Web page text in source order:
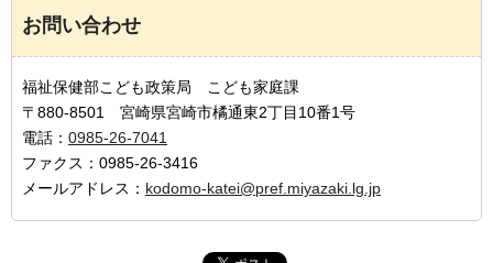
お問い合わせ
福祉保健部こども政策局 こども家庭課
〒880-8501 宮崎県宮崎市橘通東2丁目10番1号
電話： 0985-26-7041
ファクス：0985-26-3416
メールアドレス： kodomo-katei@pref.miyazaki.lg.jp